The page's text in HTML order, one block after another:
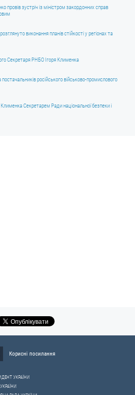
провів зустріч із міністром закордонних справ
виконання планів стійкості у регіонах та
Секретаря РНБО Ігоря Клименка
російського військово-промислового
Секретарем Ради національної безпеки і
Корисні посилання
УКРАЇНИ